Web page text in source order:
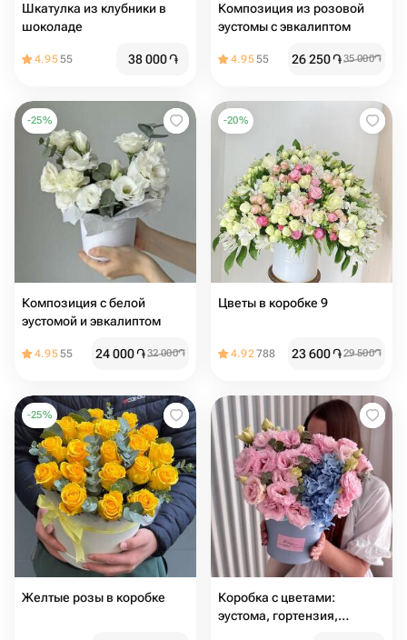
Шкатулка из клубники в
шоколаде
4.9555 38 000֏
Композиция из розовой
эустомы с эвкалиптом
4.9555 26 250֏35 000֏
-25%
Композиция с белой
эустомой и эвкалиптом
4.9555 24 000֏32 000֏
-20%
Цветы в коробке 9
4.92788 23 600֏29 500֏
-25%
Желтые розы в коробке
Коробка с цветами:
эустома, гортензия,